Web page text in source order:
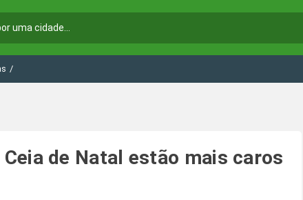
/
de Natal estão mais caros